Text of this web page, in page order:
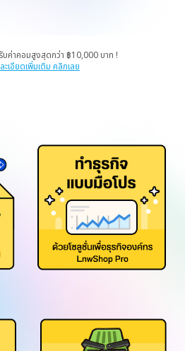
บค่าคอมสูงสุดกว่า ฿10,000 บาท !
ะเอียดเพิ่มเติม คลิกเลย